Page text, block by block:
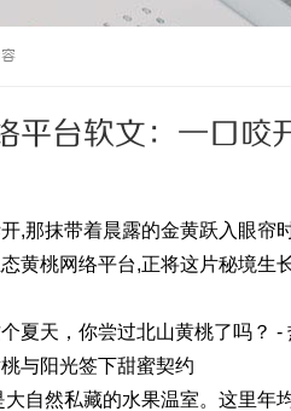
平台软文：一口
,那抹带着晨露的金黄跃入眼
黄桃网络平台,正将这片秘境生
与阳光签下甜蜜契约
自然私藏的水果温室。这里年